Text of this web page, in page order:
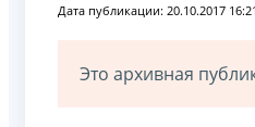
Дата публикации: 20.10.2017
Это архивная